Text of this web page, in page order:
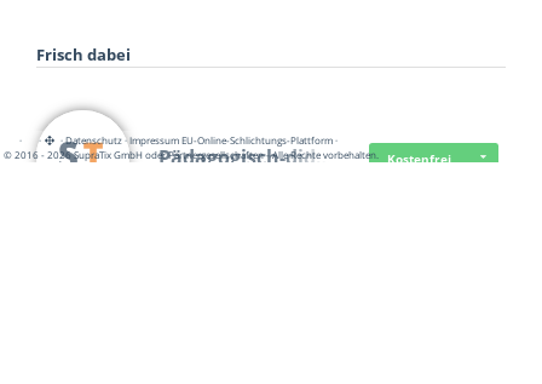
Frisch dabei
Pädagogisch-did… Kostenfrei
· · ·Datenschutz·Impressum EU-Online-Schlichtungs-Plattform·
© 2016 - 2026 SupraTix GmbH oder Partnergesellschaften - Alle Rechte vorbehalten.